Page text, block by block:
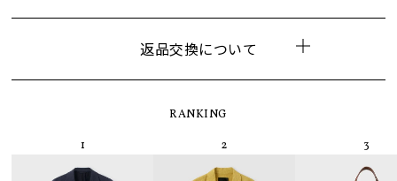
返品交換について
RANKING